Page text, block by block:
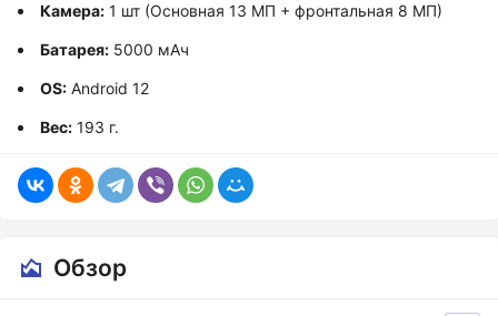
Камера: 1 шт (Основная 13 МП + фронтальная 8 МП)
Батарея: 5000 мАч
OS: Android 12
Вес: 193 г.
Обзор